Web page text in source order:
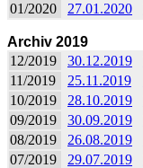
01/2020
27.01.2020
Archiv 2019
12/2019
30.12.2019
11/2019
25.11.2019
10/2019
28.10.2019
09/2019
30.09.2019
08/2019
26.08.2019
07/2019
29.07.2019